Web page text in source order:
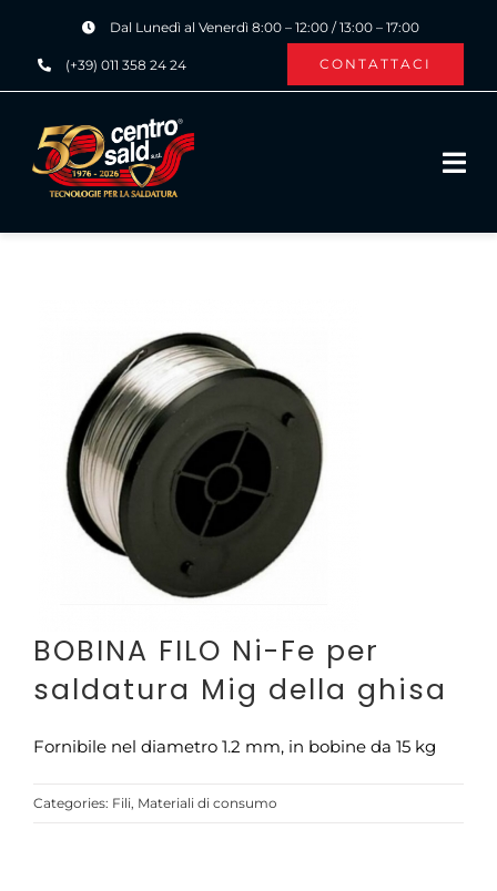
contenuto
Dal Lunedì al Venerdì 8:00 – 12:00 / 13:00 – 17:00
(+39) 011 358 24 24 CONTATTACI
PRODOTTI ›
SERVIZI ›
CONTATTI
BOBINA FILO Ni-Fe per
saldatura Mig della ghisa
Fornibile nel diametro 1.2 mm, in bobine da 15 kg
Categories: Fili, Materiali di consumo